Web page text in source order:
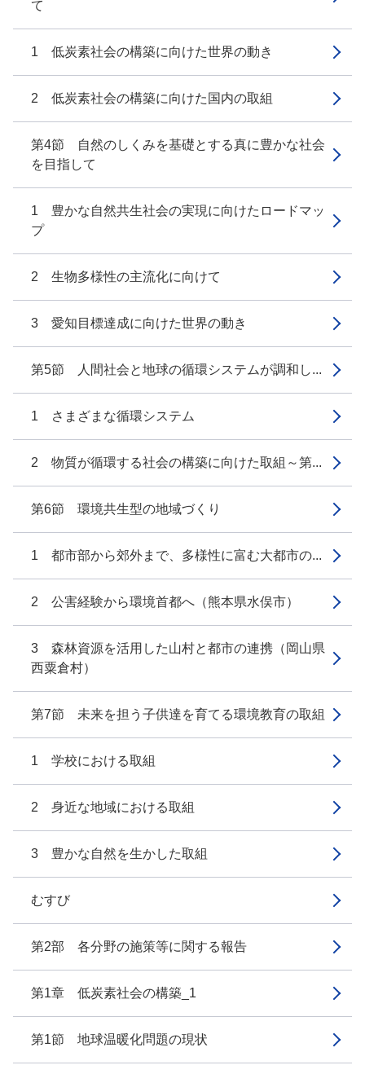
て
1 低炭素社会の構築に向けた世界の動き
2 低炭素社会の構築に向けた国内の取組
第4節 自然のしくみを基礎とする真に豊かな社会
を目指して
1 豊かな自然共生社会の実現に向けたロードマッ
プ
2 生物多様性の主流化に向けて
3 愛知目標達成に向けた世界の動き
第5節 人間社会と地球の循環システムが調和し...
1 さまざまな循環システム
2 物質が循環する社会の構築に向けた取組～第...
第6節 環境共生型の地域づくり
1 都市部から郊外まで、多様性に富む大都市の...
2 公害経験から環境首都へ（熊本県水俣市）
3 森林資源を活用した山村と都市の連携（岡山県
西粟倉村）
第7節 未来を担う子供達を育てる環境教育の取組
1 学校における取組
2 身近な地域における取組
3 豊かな自然を生かした取組
むすび
第2部 各分野の施策等に関する報告
第1章 低炭素社会の構築_1
第1節 地球温暖化問題の現状